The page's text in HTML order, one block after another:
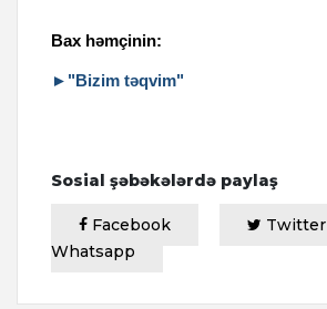
Bax həmçinin:
►"Bizim təqvim"
Sosial şəbəkələrdə paylaş
Facebook
Twitter
Whatsapp